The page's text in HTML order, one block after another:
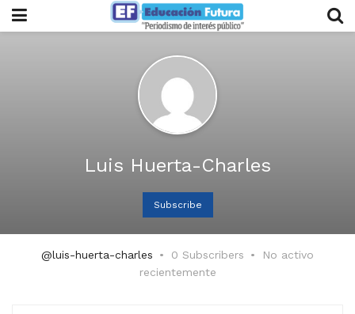
Luis Huerta-Charles
Subscribe
@luis-huerta-charles 0 Subscribers
No activo
recientemente